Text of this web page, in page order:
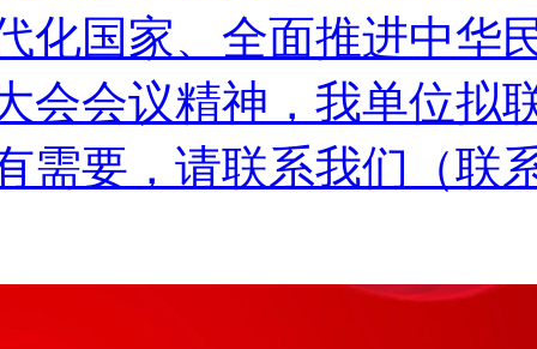
化国家、全面推进中华
会会议精神，我单位拟
要，请联系我们（联